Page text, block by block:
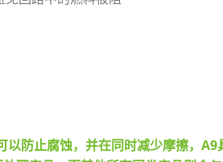
以防止腐蚀，并在同时减少摩擦，